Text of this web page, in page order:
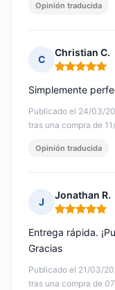
Opinión traducida
C
Christian C.
Nota: 5 de 5
Publicado el 24/03/
tras una compra de
Simplemente
Opinión traducida
J
Jonathan R.
Nota: 5 de 5
Publicado el 21/03/
tras una compra de
Entrega rápida.
Gracias